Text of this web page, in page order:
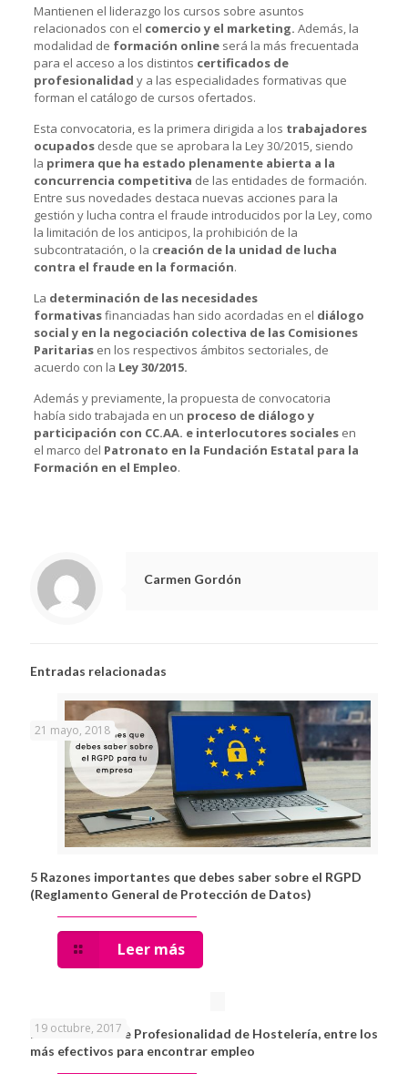
Mantienen el liderazgo los cursos sobre asuntos
relacionados con el comercio y el marketing. Además, la
modalidad de formación onlineserá la más frecuentada
para el acceso a los distintos certificados de
profesionalidad y a las especialidades formativas que
forman el catálogo de cursos ofertados.
Esta convocatoria, es la primera dirigida a los trabajadores
ocupadosdesde que se aprobara la Ley 30/2015, siendo
la primera que ha estado plenamente abierta a la
concurrencia competitiva de las entidades de formación.
Entre sus novedades destaca nuevas acciones para la
gestión y lucha contra el fraude introducidos por la Ley, como
la limitación de los anticipos, la prohibición de la
subcontratación, o la creación de la unidad de lucha
contra el fraude en la formación.
La determinación de las necesidades
formativasfinanciadas han sido acordadas en el diálogo
social y en la negociación colectiva de las Comisiones
Paritarias en los respectivos ámbitos sectoriales, de
acuerdo con la Ley 30/2015.
Además y previamente, la propuesta de convocatoria
había sido trabajada en un proceso de diálogo y
participación con CC.AA. e interlocutores socialesen
el marco del Patronato en la Fundación Estatal para la
Formación en el Empleo.
Carmen Gordón
Entradas relacionadas
21 mayo, 2018
5 Razones importantes que debes saber sobre el RGPD
(Reglamento General de Protección de Datos)
Leer más
19 octubre, 2017
El Certificado de Profesionalidad de Hostelería, entre los
más efectivos para encontrar empleo